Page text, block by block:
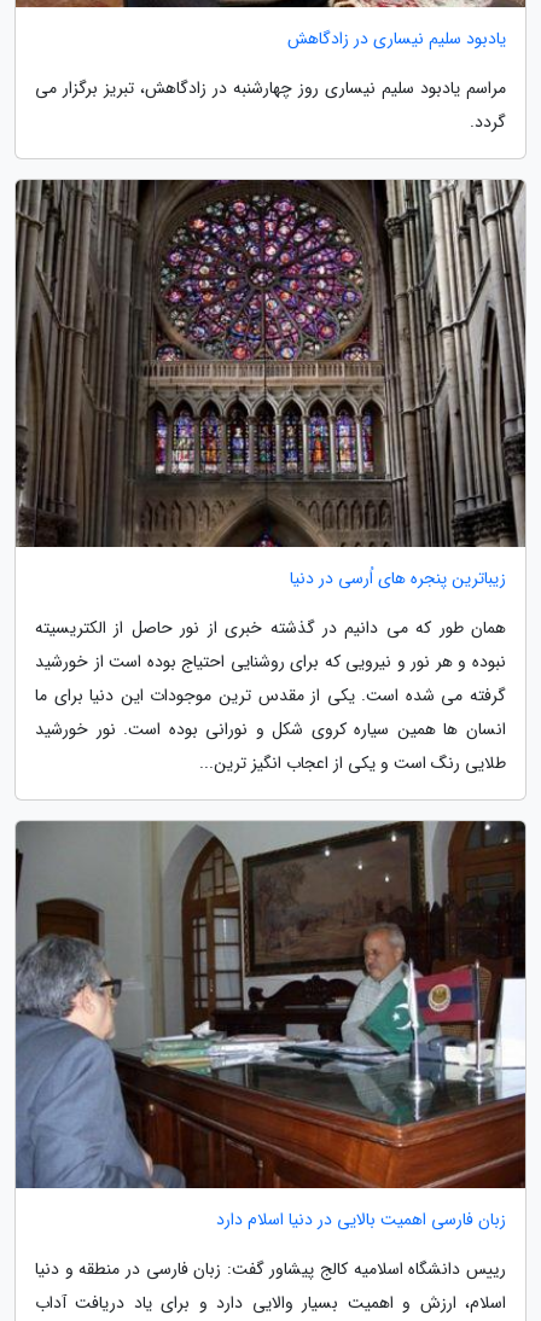
یادبود سلیم نیساری در زادگاهش
مراسم یادبود سلیم نیساری روز چهارشنبه در زادگاهش، تبریز برگزار می
گردد.
زیباترین پنجره های اُرسی در دنیا
همان طور که می دانیم در گذشته خبری از نور حاصل از الکتریسیته
نبوده و هر نور و نیرویی که برای روشنایی احتیاج بوده است از خورشید
گرفته می شده است. یکی از مقدس ترین موجودات این دنیا برای ما
انسان ها همین سیاره کروی شکل و نورانی بوده است. نور خورشید
طلایی رنگ است و یکی از اعجاب انگیز ترین...
زبان فارسی اهمیت بالایی در دنیا اسلام دارد
رییس دانشگاه اسلامیه کالج پیشاور گفت: زبان فارسی در منطقه و دنیا
اسلام، ارزش و اهمیت بسیار والایی دارد و برای یاد دریافت آداب